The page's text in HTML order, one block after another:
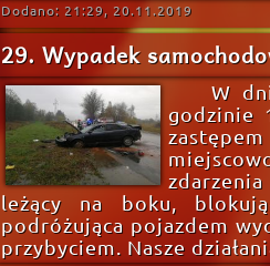
Dodano: 21:29, 20.11.2019
29. Wypadek
W
godzinie
leżący na boku,
podróżująca pojazdem
przybyciem. Nasze